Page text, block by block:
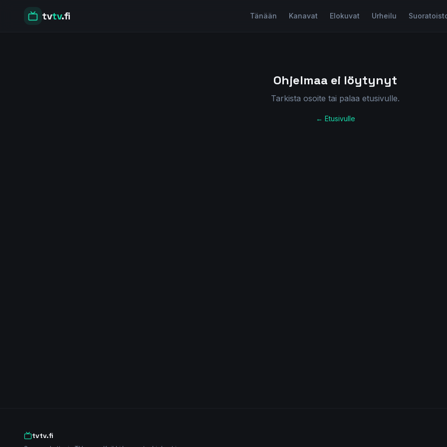
tvtv.fi Tänään Kanavat Elokuvat Urheilu
Ohjelmaa ei löytynyt
Tarkista osoite tai palaa etusivulle.
← Etusivulle
tvtv.fi